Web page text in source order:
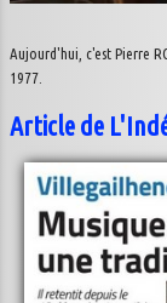
Aujourd'hui, c'est Pierre
1977.
Article de